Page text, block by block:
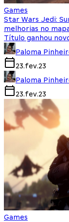
Games
Star Wars Jedi:
melhorias no
Título ganhou
Paloma
23.fev.23
Paloma
23.fev.23
Games